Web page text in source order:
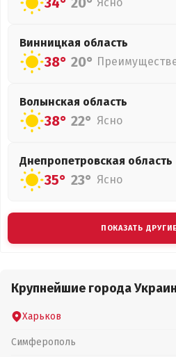
Винницкая область
38° 20°
Волынская область
38° 22° Ясно
Днепропетровская область
35° 23° Ясно
ПОКАЗАТЬ
Крупнейшие города
Харьков
Симферополь